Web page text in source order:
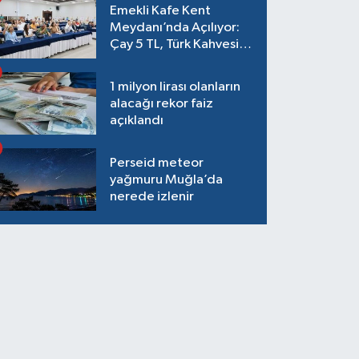
Emekli Kafe Kent
Meydanı’nda Açılıyor:
Çay 5 TL, Türk Kahvesi
1 milyon lirası olanların
alacağı rekor faiz
açıklandı
Perseid meteor
yağmuru Muğla’da
nerede izlenir